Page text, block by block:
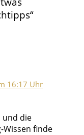
16:17 Uhr
und die
finde